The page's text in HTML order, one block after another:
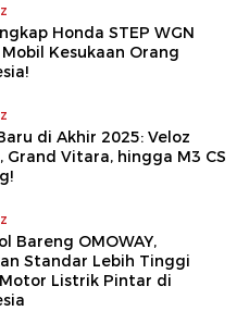
Honda STEP WGN
Mobil Kesukaan Orang
di Akhir 2025: Veloz
Grand Vitara, hingga M3 CS
Bareng OMOWAY,
Standar Lebih Tinggi
Listrik Pintar di